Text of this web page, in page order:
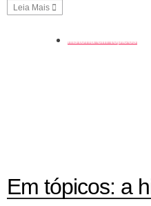
Leia Mais
história em tópicos
Em tópicos: a